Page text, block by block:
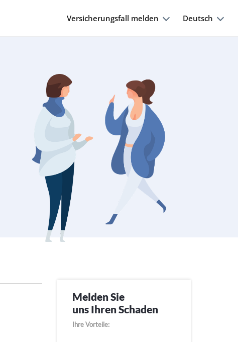
Versicherungsfall melden Deutsch
Melden Sie
uns Ihren Schaden
Ihre Vorteile: